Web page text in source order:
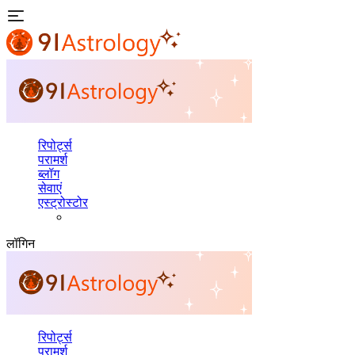
रिपोर्ट्स
परामर्श
ब्लॉग
सेवाएं
एस्ट्रोस्टोर
लॉगिन
रिपोर्ट्स
परामर्श